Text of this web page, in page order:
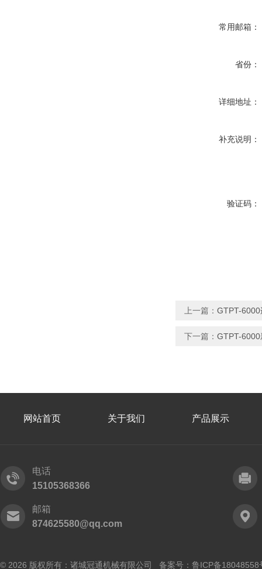
常用邮箱：
省份：
详细地址：
补充说明：
验证码：
上一篇： GTPT-
下一篇： GTPT-
网站首页 关于我们 产品展示
电话
15105368366
邮箱
874625580@qq.com
© 2026 版权所有：诸城冠通机械有限公司 备案号： 鲁ICP备18048558